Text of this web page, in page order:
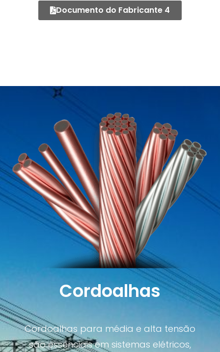
Documento do Fabricante 4
Cordoalhas
Cordoalhas para média e alta tensão
são essenciais em sistemas elétricos,